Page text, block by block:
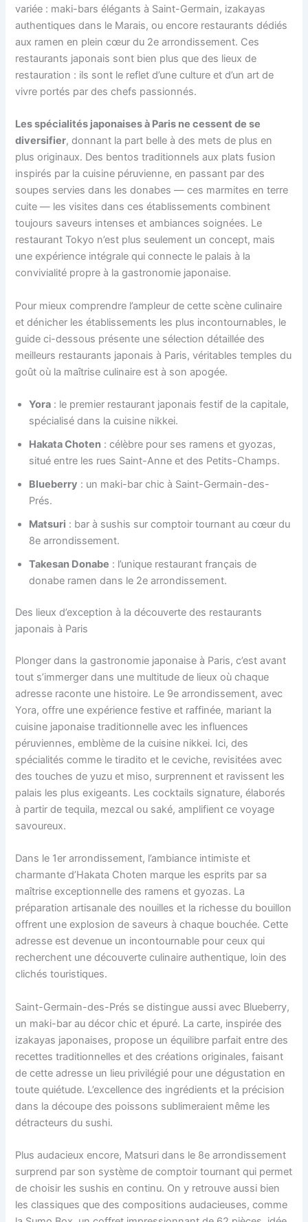
variée : maki-bars élégants à Saint-Germain, izakayas
authentiques dans le Marais, ou encore restaurants dédiés
aux ramen en plein cœur du 2e arrondissement. Ces
restaurants japonais sont bien plus que des lieux de
restauration : ils sont le reflet d’une culture et d’un art de
vivre portés par des chefs passionnés.
Les spécialités japonaises à Paris ne cessent de se
diversifier, donnant la part belle à des mets de plus en
plus originaux. Des bentos traditionnels aux plats fusion
inspirés par la cuisine péruvienne, en passant par des
soupes servies dans les donabes — ces marmites en terre
cuite — les visites dans ces établissements combinent
toujours saveurs intenses et ambiances soignées. Le
restaurant Tokyo n’est plus seulement un concept, mais
une expérience intégrale qui connecte le palais à la
convivialité propre à la gastronomie japonaise.
Pour mieux comprendre l’ampleur de cette scène culinaire
et dénicher les établissements les plus incontournables, le
guide ci-dessous présente une sélection détaillée des
meilleurs restaurants japonais à Paris, véritables temples du
goût où la maîtrise culinaire est à son apogée.
Yora : le premier restaurant japonais festif de la capitale,
spécialisé dans la cuisine nikkei.
Hakata Choten : célèbre pour ses ramens et gyozas,
situé entre les rues Saint-Anne et des Petits-Champs.
Blueberry : un maki-bar chic à Saint-Germain-des-
Prés.
Matsuri : bar à sushis sur comptoir tournant au cœur du
8e arrondissement.
Takesan Donabe : l’unique restaurant français de
donabe ramen dans le 2e arrondissement.
Des lieux d’exception à la découverte des restaurants
japonais à Paris
Plonger dans la gastronomie japonaise à Paris, c’est avant
tout s’immerger dans une multitude de lieux où chaque
adresse raconte une histoire. Le 9e arrondissement, avec
Yora, offre une expérience festive et raffinée, mariant la
cuisine japonaise traditionnelle avec les influences
péruviennes, emblème de la cuisine nikkei. Ici, des
spécialités comme le tiradito et le ceviche, revisitées avec
des touches de yuzu et miso, surprennent et ravissent les
palais les plus exigeants. Les cocktails signature, élaborés
à partir de tequila, mezcal ou saké, amplifient ce voyage
savoureux.
Dans le 1er arrondissement, l’ambiance intimiste et
charmante d’Hakata Choten marque les esprits par sa
maîtrise exceptionnelle des ramens et gyozas. La
préparation artisanale des nouilles et la richesse du bouillon
offrent une explosion de saveurs à chaque bouchée. Cette
adresse est devenue un incontournable pour ceux qui
recherchent une découverte culinaire authentique, loin des
clichés touristiques.
Saint-Germain-des-Prés se distingue aussi avec Blueberry,
un maki-bar au décor chic et épuré. La carte, inspirée des
izakayas japonaises, propose un équilibre parfait entre des
recettes traditionnelles et des créations originales, faisant
de cette adresse un lieu privilégié pour une dégustation en
toute quiétude. L’excellence des ingrédients et la précision
dans la découpe des poissons sublimeraient même les
détracteurs du sushi.
Plus audacieux encore, Matsuri dans le 8e arrondissement
surprend par son système de comptoir tournant qui permet
de choisir les sushis en continu. On y retrouve aussi bien
les classiques que des compositions audacieuses, comme